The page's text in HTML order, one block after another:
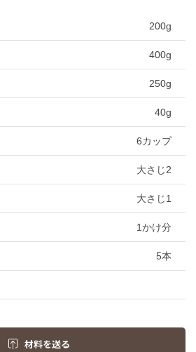
200g
400g
250g
40g
6カップ
大さじ2
大さじ1
1かけ分
5本
材料を送る